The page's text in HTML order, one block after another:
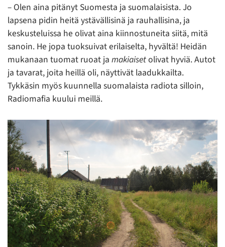
– Olen aina pitänyt Suomesta ja suomalaisista. Jo
lapsena pidin heitä ystävällisinä ja rauhallisina, ja
keskusteluissa he olivat aina kiinnostuneita siitä, mitä
sanoin. He jopa tuoksuivat erilaiselta, hyvältä! Heidän
mukanaan tuomat ruoat ja makiaisetolivat hyviä. Autot
ja tavarat, joita heillä oli, näyttivät laadukkailta.
Tykkäsin myös kuunnella suomalaista radiota silloin,
Radiomafia kuului meillä.